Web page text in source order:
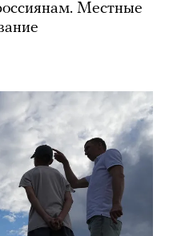
Местные